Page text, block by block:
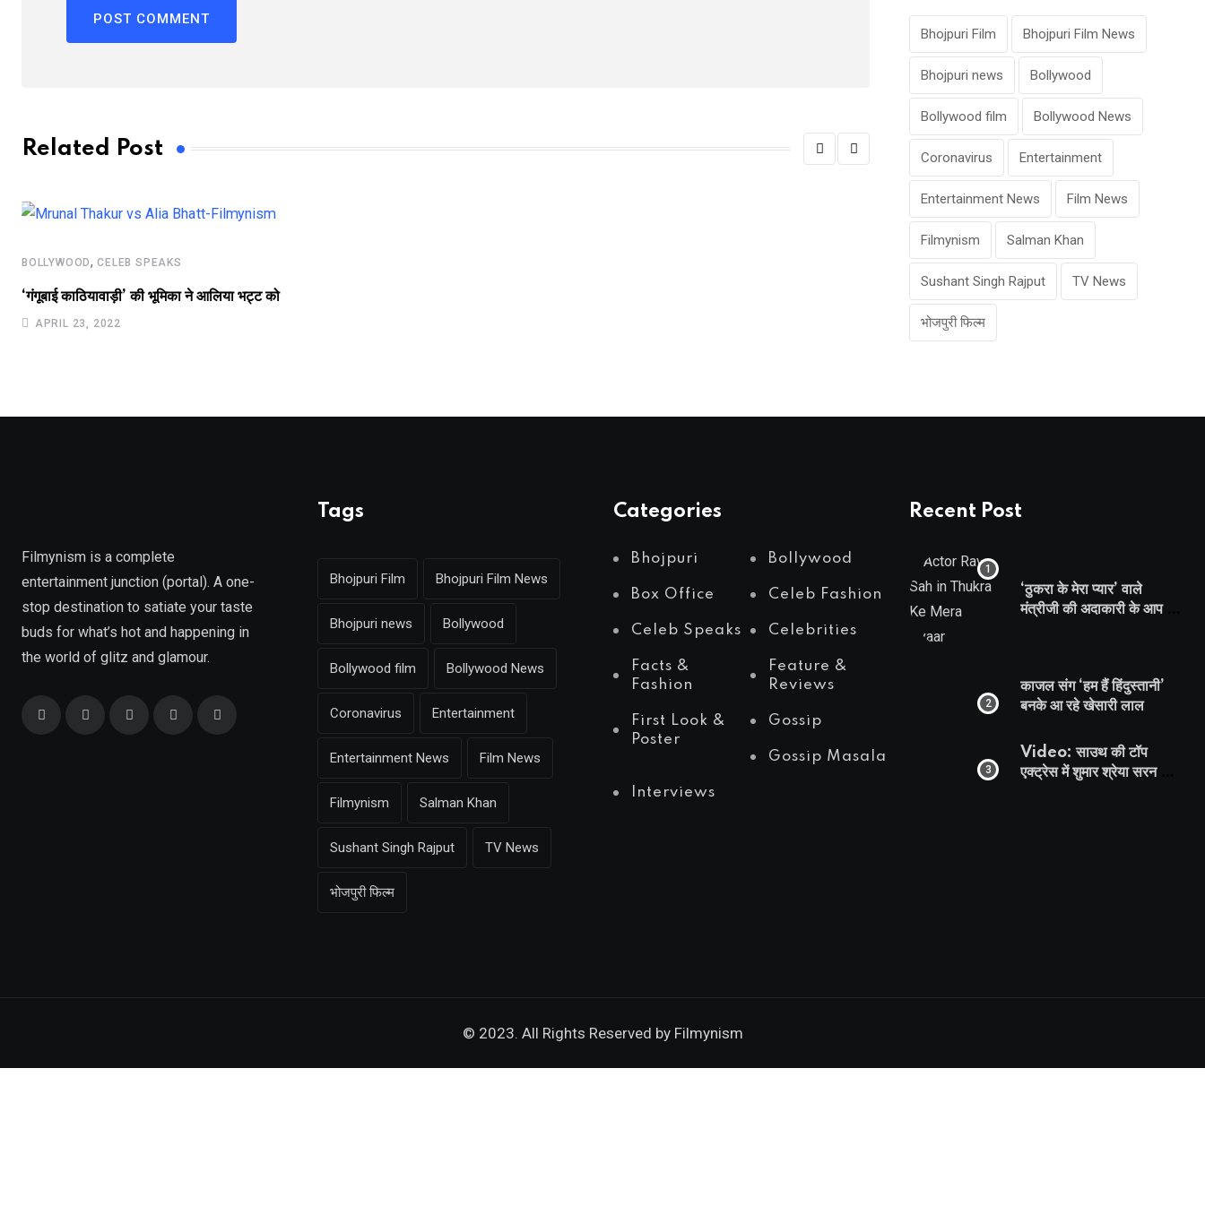
Related Post
BOLLYWOOD,CELEB SPEAKS
‘गंगूबाई काठियावाड़ी’ की भूमिका ने आलिया भट्ट को
APRIL 23, 2022
BOLLYWOOD,CELEB SPEAKS
आखिर क्यों रोने लगीं इलियाना डिक्रूज, खुद बताया
NOVEMBER 19, 2021
Bhojpuri Film Bhojpuri Film News
Bhojpuri news Bollywood
Bollywood film Bollywood News
Coronavirus Entertainment
Entertainment News Film News
Filmynism Salman Khan
Sushant Singh Rajput TV News
भोजपुरी फिल्म
Filmynism is a complete
entertainment junction (portal). A one-
stop destination to satiate your taste
buds for what’s hot and happening in
the world of glitz and glamour.
Tags
Bhojpuri Film Bhojpuri Film News
Bhojpuri news Bollywood
Bollywood film Bollywood News
Coronavirus Entertainment
Entertainment News Film News
Filmynism Salman Khan
Sushant Singh Rajput TV News
भोजपुरी फिल्म
Categories
Bhojpuri Bollywood
Box Office Celeb Fashion
Celeb Speaks Celebrities
Facts &
Fashion
Feature &
Reviews
First Look &
Poster
Gossip
Gossip Masala
Interviews
Recent Post
‘ठुकरा के मेरा प्यार’ वाले
मंत्रीजी की अदाकारी के आप भी
काजल संग ‘हम हैं हिंदुस्तानी’
बनके आ रहे खेसारी लाल
Video: साउथ की टॉप
एक्ट्रेस में शुमार श्रेया सरन का
© 2023. All Rights Reserved byFilmynism